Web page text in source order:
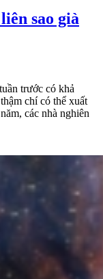
sao già
trước có khả
chí có thể xuất
các nhà nghiên